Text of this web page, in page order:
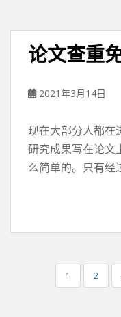
论文查重
2021年3月14日
现在大部分人都在
研究成果写在论文
么简单的。只有经
1 2